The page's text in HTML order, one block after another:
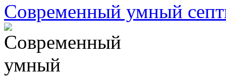
Современный умный